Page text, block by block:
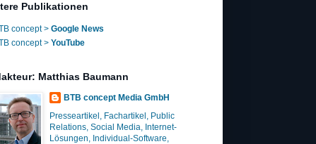
Publikationen
concept > Google News
concept > YouTube
Matthias Baumann
BTB concept Media GmbH
Presseartikel, Fachartikel, Public
Relations, Social Media, Internet-
Lösungen, Individual-Software,